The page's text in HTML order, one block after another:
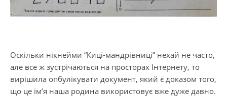
Оскільки нікнейми “Киці-мандрівниці” нехай не часто,
але все ж зустрічаються на просторах Інтернету, то
вирішила опбулікувати документ, який є доказом того,
що це ім’я наша родина використовує вже дуже давно.